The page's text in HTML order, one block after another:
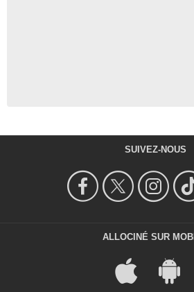
SUIVEZ-NOUS
ALLOCINÉ SUR